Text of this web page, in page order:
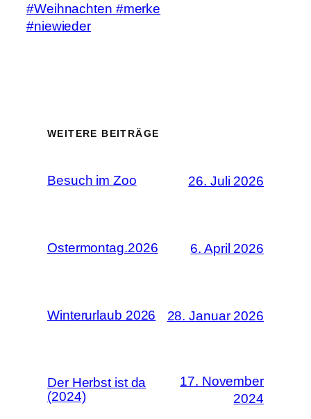
#Weihnachten #merke
#niewieder
WEITERE BEITRÄGE
Besuch im Zoo 26. Juli 2026
Ostermontag.2026 6. April 2026
Winterurlaub 2026 28. Januar 2026
Der Herbst ist da
(2024)
17. November
2024